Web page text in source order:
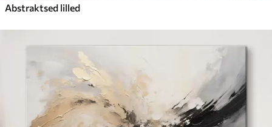
Abstraktsed lilled